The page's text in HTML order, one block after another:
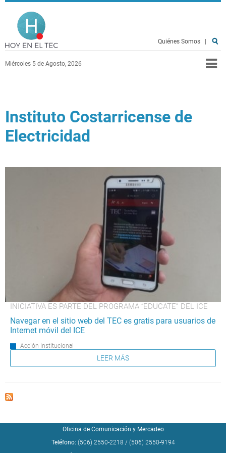
Pasar al contenido principal
Miércoles 5 de Agosto, 2026
Quiénes Somos
Instituto Costarricense de
Electricidad
INICIATIVA ES PARTE DEL PROGRAMA “EDUCATE” DEL ICE
Navegar en el sitio web del TEC es gratis para usuarios de
Internet móvil del ICE
Acción Institucional
LEER MÁS
Oficina de Comunicación y Mercadeo
Teléfono: (506) 2550-2218 / (506) 2550-9194